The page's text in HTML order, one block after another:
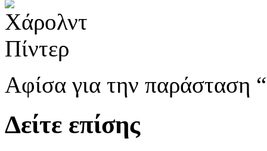
Αφίσα για την παράσταση
Δείτε επίσης